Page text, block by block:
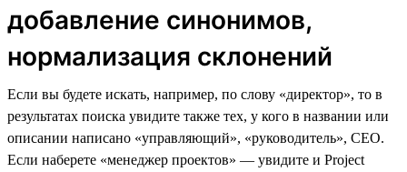
добавление синонимов,
нормализация склонений
Если вы будете искать, например, по слову «директор», то в
результатах поиска увидите также тех, у кого в названии или
описании написано «управляющий», «руководитель», CEO.
Если наберете «менеджер проектов» — увидите и Project